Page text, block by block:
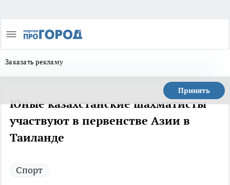
Заказать рекламу
Принять
Юные казахстанские шахматисты
участвуют в первенстве Азии в
Таиланде
Спорт